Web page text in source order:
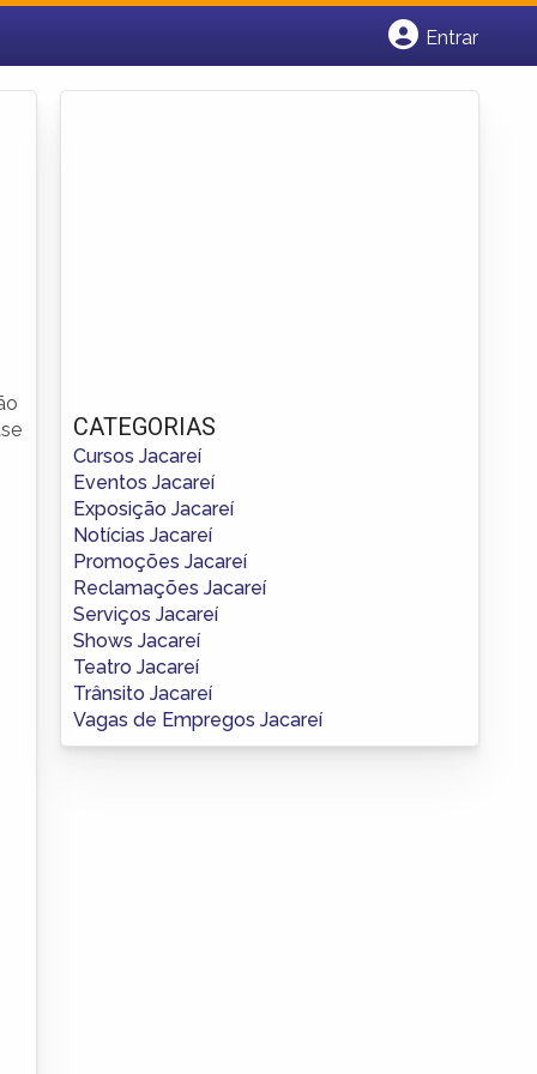
Entrar
CATEGORIAS
Cursos Jacareí
Eventos Jacareí
Exposição Jacareí
Notícias Jacareí
Promoções Jacareí
Reclamações Jacareí
Serviços Jacareí
Shows Jacareí
Teatro Jacareí
Trânsito Jacareí
Vagas de Empregos Jacareí